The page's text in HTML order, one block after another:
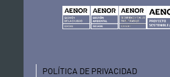
POLÍTICA DE PRIVACIDAD